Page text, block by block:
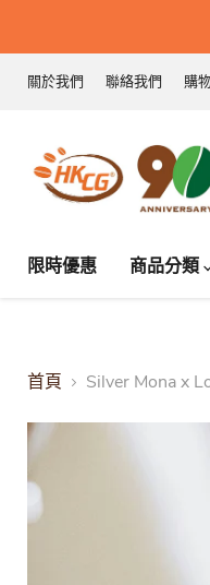
關於我們 聯絡我們 購
限時優惠 商品分類
首頁 Silver Mona x